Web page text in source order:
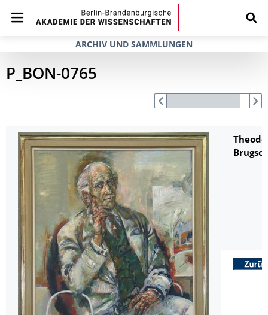
ARCHIV UND SAMMLUNGEN
P_BON-0765